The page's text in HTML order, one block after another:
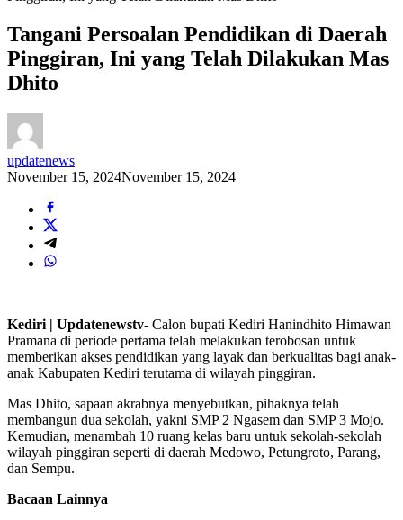
Tangani Persoalan Pendidikan di Daerah
Pinggiran, Ini yang Telah Dilakukan Mas
Dhito
updatenews
November 15, 2024November 15, 2024
Kediri | Updatenewstv- Calon bupati Kediri Hanindhito Himawan
Pramana di periode pertama telah melakukan terobosan untuk
memberikan akses pendidikan yang layak dan berkualitas bagi anak-
anak Kabupaten Kediri terutama di wilayah pinggiran.
Mas Dhito, sapaan akrabnya menyebutkan, pihaknya telah
membangun dua sekolah, yakni SMP 2 Ngasem dan SMP 3 Mojo.
Kemudian, menambah 10 ruang kelas baru untuk sekolah-sekolah
wilayah pinggiran seperti di daerah Medowo, Petungroto, Parang,
dan Sempu.
Bacaan Lainnya